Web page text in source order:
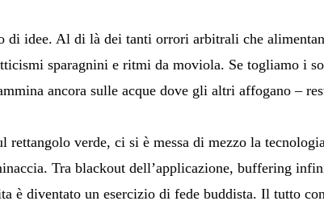
di idee. Al di là dei tanti orrori arbitrali che
sparagnini e ritmi da moviola. Se togliamo i
ancora sulle acque dove gli altri affogano –
rettangolo verde, ci si è messa di mezzo la
Tra blackout dell’applicazione, buffering
è diventato un esercizio di fede buddista. Il tutto